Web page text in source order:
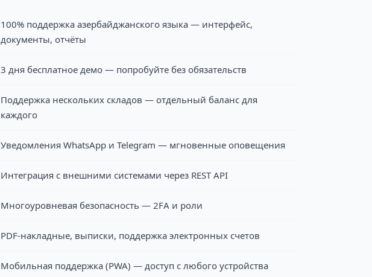
100% поддержка азербайджанского языка — интерфейс,
документы, отчёты
3 дня бесплатное демо — попробуйте без обязательств
Поддержка нескольких складов — отдельный баланс для
каждого
Уведомления WhatsApp и Telegram — мгновенные оповещения
Интеграция с внешними системами через REST API
Многоуровневая безопасность — 2FA и роли
PDF-накладные, выписки, поддержка электронных счетов
Мобильная поддержка (PWA) — доступ с любого устройства